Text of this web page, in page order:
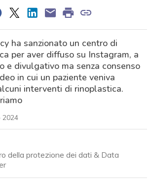
ha sanzionato un centro di
per aver diffuso su Instagram, a
e divulgativo ma senza consenso
in cui un paziente veniva
interventi di rinoplastica.
2024
della protezione dei dati & Data